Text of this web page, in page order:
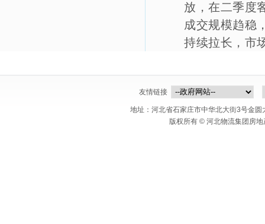
放，在二季度
成交规模趋稳
持续拉长，市
友情链接
地址：河北省石家庄市中华北大街3号
版权所有 © 河北物流集团房